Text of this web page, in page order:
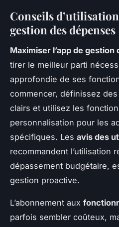
Conseils
gestion des dépenses
Maximiser l’app de gestion
tirer le meilleur parti
approfondie de ses
commencer, définissez
clairs et utilisez les
personnalisation pour les
spécifiques. Les avis des
recommandent l’utilisation
dépassement budgétaire,
gestion proactive.
L’abonnement aux
parfois sembler coûteux,